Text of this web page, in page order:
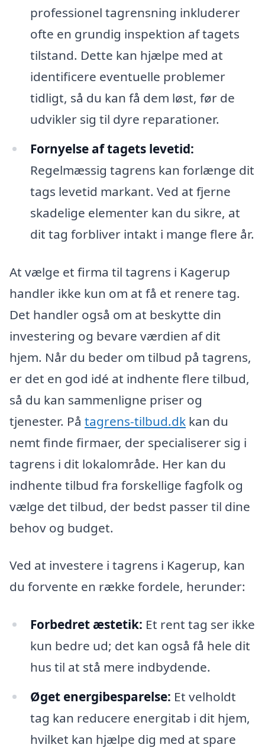
professionel tagrensning inkluderer
ofte en grundig inspektion af tagets
tilstand. Dette kan hjælpe med at
identificere eventuelle problemer
tidligt, så du kan få dem løst, før de
udvikler sig til dyre reparationer.
Fornyelse af tagets levetid:
Regelmæssig tagrens kan forlænge dit
tags levetid markant. Ved at fjerne
skadelige elementer kan du sikre, at
dit tag forbliver intakt i mange flere år.
At vælge et firma til tagrens i Kagerup
handler ikke kun om at få et renere tag.
Det handler også om at beskytte din
investering og bevare værdien af dit
hjem. Når du beder om tilbud på tagrens,
er det en god idé at indhente flere tilbud,
så du kan sammenligne priser og
tjenester. På tagrens-tilbud.dk kan du
nemt finde firmaer, der specialiserer sig i
tagrens i dit lokalområde. Her kan du
indhente tilbud fra forskellige fagfolk og
vælge det tilbud, der bedst passer til dine
behov og budget.
Ved at investere i tagrens i Kagerup, kan
du forvente en række fordele, herunder:
Forbedret æstetik: Et rent tag ser ikke
kun bedre ud; det kan også få hele dit
hus til at stå mere indbydende.
Øget energibesparelse: Et velholdt
tag kan reducere energitab i dit hjem,
hvilket kan hjælpe dig med at spare